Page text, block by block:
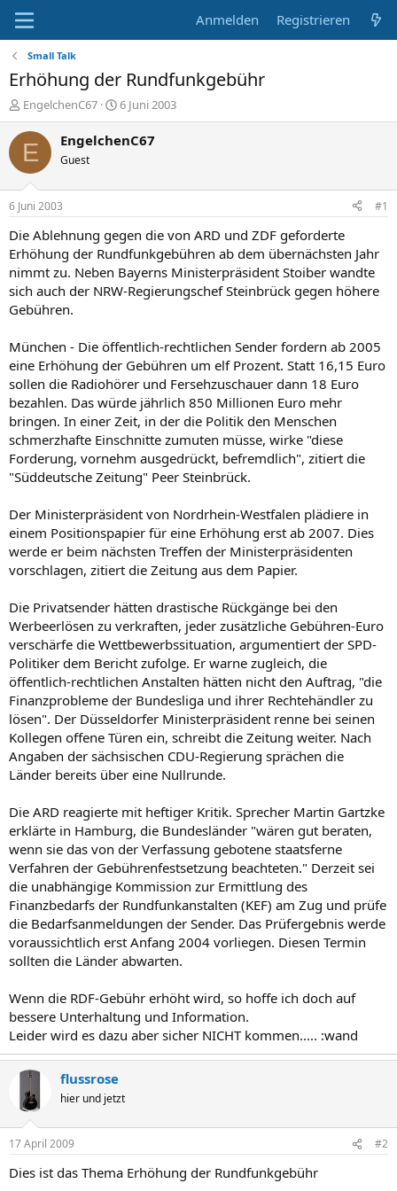
Anmelden Registrieren
Small Talk
Erhöhung der Rundfunkgebühr
E
r
s
e
r
EngelchenC67
E
r
s
t
a
m
6 Juni 2003
E EngelchenC67
Guest
6 Juni 2003 #1
Die Ablehnung gegen die von ARD und ZDF geforderte
Erhöhung der Rundfunkgebühren ab dem übernächsten Jahr
nimmt zu. Neben Bayerns Ministerpräsident Stoiber wandte
sich auch der NRW-Regierungschef Steinbrück gegen höhere
Gebühren.
München - Die öffentlich-rechtlichen Sender fordern ab 2005
eine Erhöhung der Gebühren um elf Prozent. Statt 16,15 Euro
sollen die Radiohörer und Fersehzuschauer dann 18 Euro
bezahlen. Das würde jährlich 850 Millionen Euro mehr
bringen. In einer Zeit, in der die Politik den Menschen
schmerzhafte Einschnitte zumuten müsse, wirke "diese
Forderung, vornehm ausgedrückt, befremdlich", zitiert die
"Süddeutsche Zeitung" Peer Steinbrück.
Der Ministerpräsident von Nordrhein-Westfalen plädiere in
einem Positionspapier für eine Erhöhung erst ab 2007. Dies
werde er beim nächsten Treffen der Ministerpräsidenten
vorschlagen, zitiert die Zeitung aus dem Papier.
Die Privatsender hätten drastische Rückgänge bei den
Werbeerlösen zu verkraften, jeder zusätzliche Gebühren-Euro
verschärfe die Wettbewerbssituation, argumentiert der SPD-
Politiker dem Bericht zufolge. Er warne zugleich, die
öffentlich-rechtlichen Anstalten hätten nicht den Auftrag, "die
Finanzprobleme der Bundesliga und ihrer Rechtehändler zu
lösen". Der Düsseldorfer Ministerpräsident renne bei seinen
Kollegen offene Türen ein, schreibt die Zeitung weiter. Nach
Angaben der sächsischen CDU-Regierung sprächen die
Länder bereits über eine Nullrunde.
Die ARD reagierte mit heftiger Kritik. Sprecher Martin Gartzke
erklärte in Hamburg, die Bundesländer "wären gut beraten,
wenn sie das von der Verfassung gebotene staatsferne
Verfahren der Gebührenfestsetzung beachteten." Derzeit sei
die unabhängige Kommission zur Ermittlung des
Finanzbedarfs der Rundfunkanstalten (KEF) am Zug und prüfe
die Bedarfsanmeldungen der Sender. Das Prüfergebnis werde
voraussichtlich erst Anfang 2004 vorliegen. Diesen Termin
sollten die Länder abwarten.
Wenn die RDF-Gebühr erhöht wird, so hoffe ich doch auf
bessere Unterhaltung und Information.
Leider wird es dazu aber sicher NICHT kommen..... :wand
flussrose
hier und jetzt
17 April 2009 #2
Dies ist das Thema Erhöhung der Rundfunkgebühr